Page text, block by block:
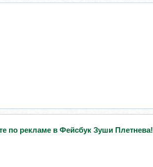
по рекламе в Фейсбук Зуши Плетнева!